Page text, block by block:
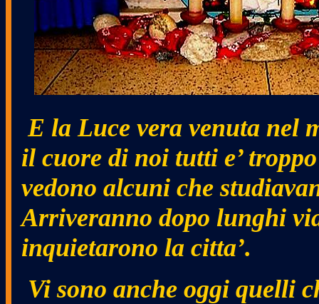
E la Luce vera venuta nel
il cuore di noi tutti e’
vedono alcuni che
Arriveranno dopo lunghi
inquietarono la citta’.
Vi sono anche oggi quelli